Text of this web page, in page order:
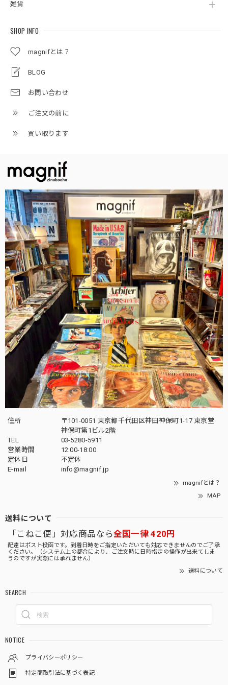
雑貨
SHOP INFO
magnifとは？
BLOG
お問い合わせ
ご注文の前に
買い取ります
住所
〒101-0051 東京都千代田区神田神保町1-17 東京堂
神保町第1ビル2階
TEL
03-5280-5911
営業時間
12:00-18:00
定休日
不定休
E-mail
info@magnif.jp
magnifとは？
MAP
送料について
「こねこ便」対応商品なら全国一律 420円
配達はポスト投函です。到着日時をご指定いただいても対応できませんのでご了承
ください。（システム上の都合により、ご注文時に日時指定の操作が出来てしま
うのですが実際には承れません）
送料について
SEARCH
NOTICE
プライバシーポリシー
特定商取引法に基づく表記